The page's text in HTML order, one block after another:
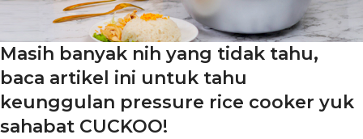
Masih banyak nih yang tidak tahu,
baca artikel ini untuk tahu
keunggulan pressure rice cooker yuk
sahabat CUCKOO!